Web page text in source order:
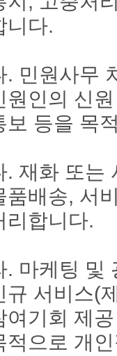
니다.
. 민원사무
원인의 신
보 등을 목
. 재화 또는
품배송, 서
리합니다.
. 마케팅 및
규 서비스(
여기회 제
적으로 개